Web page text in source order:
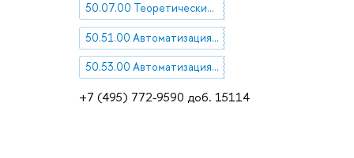
+7 (495) 772-9590 доб. 15114
50.07.00 Теоретические основы вычислительной техники
50.51.00 Автоматизация проектирования
50.53.00 Автоматизация научных исследований